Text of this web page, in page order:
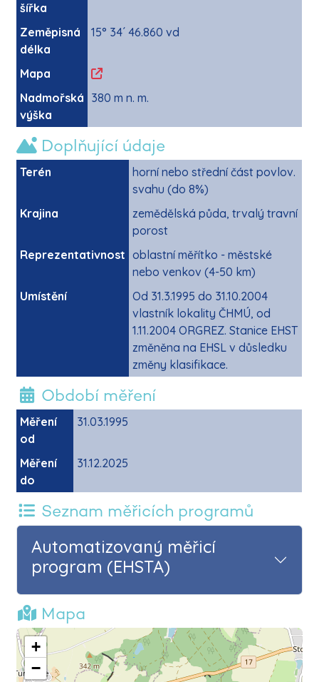
šířka
Zeměpisná
délka
15° 34´ 46.860 vd
Mapa
Nadmořská
výška
380 m n. m.
Doplňující údaje
Terén
horní nebo střední část povlov.
svahu (do 8%)
Krajina
zemědělská půda, trvalý travní
porost
Reprezentativnost oblastní měřítko - městské
nebo venkov (4-50 km)
Umístění
Od 31.3.1995 do 31.10.2004
vlastník lokality ČHMÚ, od
1.11.2004 ORGREZ. Stanice EHST
změněna na EHSL v důsledku
změny klasifikace.
Období měření
Měření
od
31.03.1995
Měření
do
31.12.2025
Seznam měřicích programů
Automatizovaný měřicí
program (EHSTA)
Mapa
+
−